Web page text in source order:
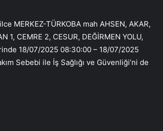
MERKEZ-TÜRKOBA mah AHSEN, AKAR,
1, CEMRE 2, CESUR, DEĞİRMEN YOLU,
18/07/2025 08:30:00 – 18/07/2025
Sebebi ile İş Sağlığı ve Güvenliği’ni de